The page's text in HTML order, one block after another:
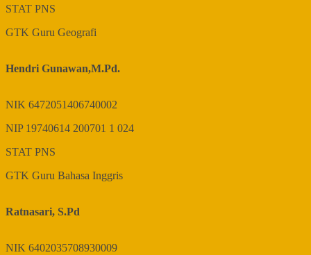
STAT PNS
GTK Guru Geografi
Hendri Gunawan,M.Pd.
NIK 6472051406740002
NIP 19740614 200701 1 024
STAT PNS
GTK Guru Bahasa Inggris
Ratnasari, S.Pd
NIK 6402035708930009